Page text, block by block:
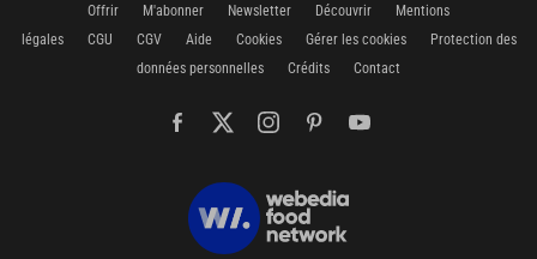
Offrir M'abonner Newsletter Découvrir
Mentions
légales
CGU CGV Aide Cookies Gérer les cookies
Protection des
données personnelles
Crédits Contact